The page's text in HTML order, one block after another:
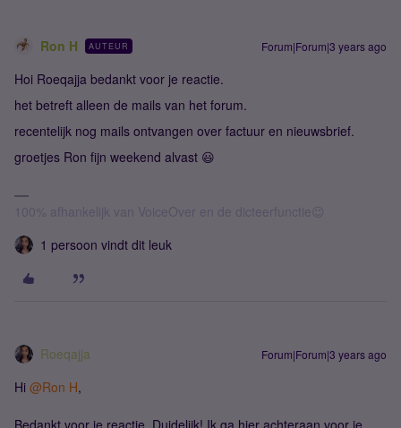
Ron H AUTEUR Forum|Forum|3 years ago
Hoi Roeqajja bedankt voor je reactie.
het betreft alleen de mails van het forum.
recentelijk nog mails ontvangen over factuur en nieuwsbrief.
groetjes Ron fijn weekend alvast 😃
100% afhankelijk van VoiceOver en de dicteerfunctie😉
1 persoon vindt dit leuk
Roeqajja Forum|Forum|3 years ago
Hi @Ron H,
Bedankt voor je reactie. Duidelijk! Ik ga hier achteraan voor je.